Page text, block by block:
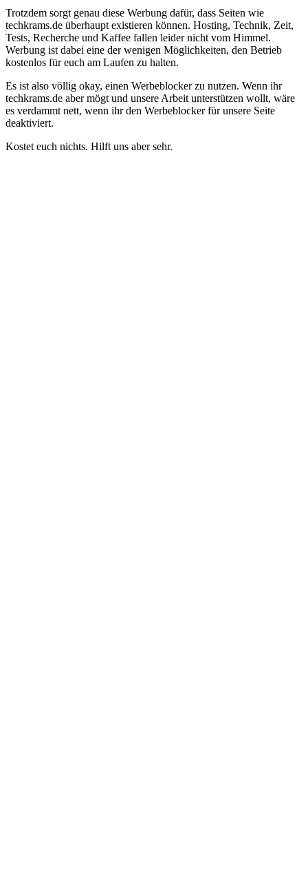
Trotzdem sorgt genau diese Werbung dafür, dass Seiten wie
techkrams.de überhaupt existieren können. Hosting, Technik, Zeit,
Tests, Recherche und Kaffee fallen leider nicht vom Himmel.
Werbung ist dabei eine der wenigen Möglichkeiten, den Betrieb
kostenlos für euch am Laufen zu halten.
Es ist also völlig okay, einen Werbeblocker zu nutzen. Wenn ihr
techkrams.de aber mögt und unsere Arbeit unterstützen wollt, wäre
es verdammt nett, wenn ihr den Werbeblocker für unsere Seite
deaktiviert.
Kostet euch nichts. Hilft uns aber sehr.